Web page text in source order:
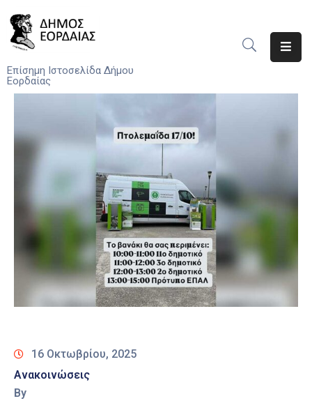
Επίσημη Ιστοσελίδα Δήμου
Εορδαίας
Ο
Νέα
Υπηρεσίες
Δήμου
Προσκλήσεις
Αποφάσεις
Τηλέφωνα
16 Οκτωβρίου, 2025
Ανακοινώσεις
By